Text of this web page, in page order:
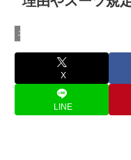
スポーツ
X
LINE